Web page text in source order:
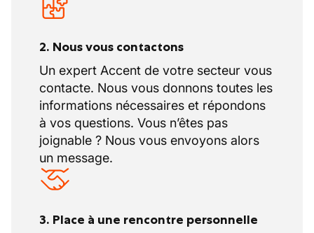
2. Nous vous contactons
Un expert Accent de votre secteur vous
contacte. Nous vous donnons toutes les
informations nécessaires et répondons
à vos questions. Vous n’êtes pas
joignable ? Nous vous envoyons alors
un message.
3. Place à une rencontre personnelle